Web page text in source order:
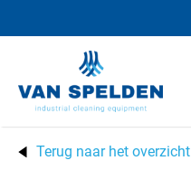
Terug naar het overzicht